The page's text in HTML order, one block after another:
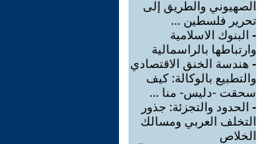
الصهيوني والطريق إلى
تحرير فلسطين ​ ...
- البنوك الاسلامية
وارتباطها بالراسمالية
- هندسة الخنق الاقتصادي
والتطبيع بالوكالة: كيف
سحقت -دليس- منا ...
- الحدود والتجزئة: جذور
التخلف العربي ومسالك
الخلاص